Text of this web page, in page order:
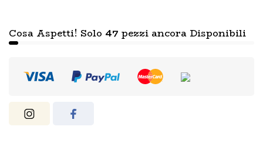
Cosa Aspetti! Solo 47 pezzi ancora Disponibili